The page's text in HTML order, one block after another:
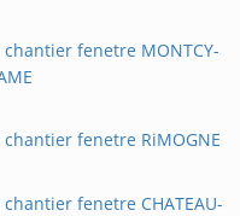
fenetre MONTCY-
fenetre RiMOGNE
fenetre CHATEAU-